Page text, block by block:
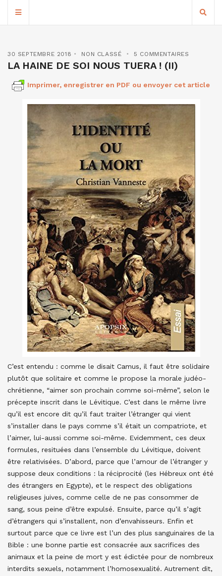
30 SEPTEMBRE 2018 NON CLASSÉ 5 COMMENTAIRES
LA HAINE DE SOI NOUS TUERA ! (II)
Imprimer, enregistrer en PDF ou envoyer cet article
C’est entendu : comme le disait Camus, il faut être solidaire
plutôt que solitaire et comme le propose la morale judéo-
chrétienne, “aimer son prochain comme soi-même”, selon le
précepte inscrit dans le Lévitique. C’est dans le même livre
qu’il est encore dit qu’il faut traiter l’étranger qui vient
s’installer dans le pays comme s’il était un compatriote, et
l’aimer, lui-aussi comme soi-même. Evidemment, ces deux
formules, resituées dans l’ensemble du Lévitique, doivent
être relativisées. D’abord, parce que l’amour de l’étranger y
suppose deux conditions : la réciprocité (les Hébreux ont été
des étrangers en Egypte), et le respect des obligations
religieuses juives, comme celle de ne pas consommer de
sang, sous peine d’être expulsé. Ensuite, parce qu’il s’agit
d’étrangers qui s’installent, non d’envahisseurs. Enfin et
surtout parce que ce livre est l’un des plus sanguinaires de la
Bible : une bonne partie est consacrée aux sacrifices des
animaux et la peine de mort y est édictée pour de nombreux
interdits sexuels, notamment l’homosexualité. Autrement dit,